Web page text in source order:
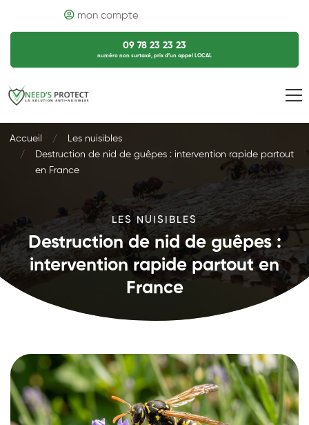
mon compte
09 78 23 23 23
numéro non surtaxé, prix d’un appel LOCAL
Accueil
Les nuisibles
Destruction de nid de guêpes : intervention rapide partout
en France
LES NUISIBLES
Destruction de nid de guêpes :
intervention rapide partout en
France